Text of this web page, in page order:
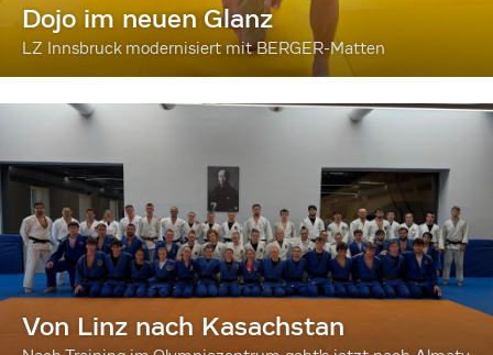
Dojo im neuen Glanz
LZ Innsbruck modernisiert mit BERGER-Matten
Von Linz nach Kasachstan